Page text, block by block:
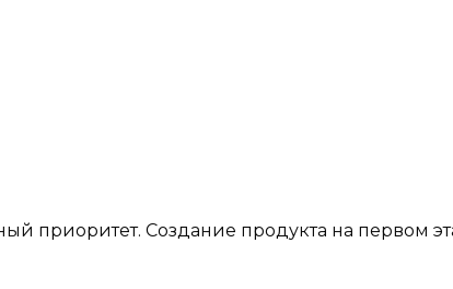
приоритет. Создание продукта на первом